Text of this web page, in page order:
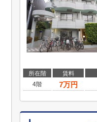
所在階 賃料
4階
7万円